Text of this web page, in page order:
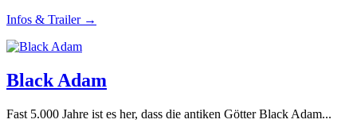
Infos & Trailer →
Black Adam
Fast 5.000 Jahre ist es her, dass die antiken Götter Black Adam...